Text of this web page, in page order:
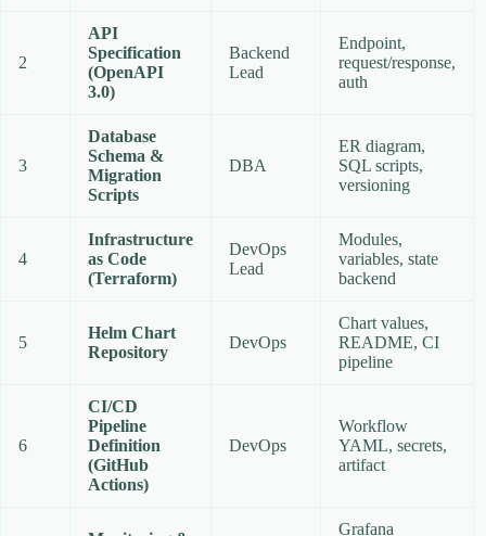
2
API
Specification
(OpenAPI
3.0)
Backend
Lead
Endpoint,
request/response,
auth
3
Database
Schema &
Migration
Scripts
DBA
ER diagram,
SQL scripts,
versioning
4
Infrastructure
as Code
(Terraform)
DevOps
Lead
Modules,
variables, state
backend
5
Helm Chart
Repository
DevOps
Chart values,
README, CI
pipeline
6
CI/CD
Pipeline
Definition
(GitHub
Actions)
DevOps
Workflow
YAML, secrets,
artifact
Grafana